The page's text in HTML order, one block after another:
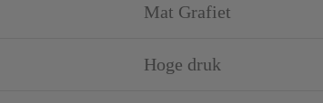
Mat Grafiet
Hoge druk